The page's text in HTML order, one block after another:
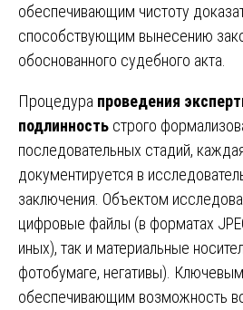
обеспечивающим чистоту
способствующим вынесению
обоснованного судебного акта.
Процедура проведения
подлинность строго
последовательных стадий,
документируется в
заключения. Объектом
цифровые файлы (в форматах
иных), так и материальные
фотобумаге, негативы).
обеспечивающим возможность